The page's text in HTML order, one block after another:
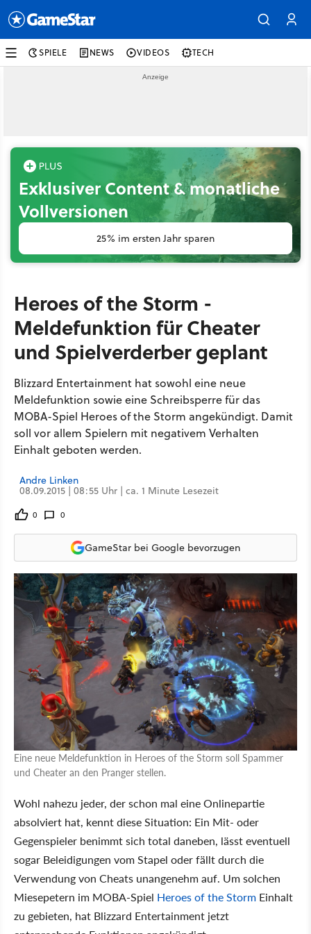
SPIELE NEWS VIDEOS TECH
Exklusiver Content & monatliche
Vollversionen
25% im ersten Jahr sparen
Heroes of the Storm -
Meldefunktion für Cheater
und Spielverderber geplant
Blizzard Entertainment hat sowohl eine neue
Meldefunktion sowie eine Schreibsperre für das
MOBA-Spiel Heroes of the Storm angekündigt. Damit
soll vor allem Spielern mit negativem Verhalten
Einhalt geboten werden.
Andre Linken
08.09.2015 | 08:55 Uhr | ca. 1 Minute Lesezeit
0 0
GameStar bei Google bevorzugen
Eine neue Meldefunktion in Heroes of the Storm soll Spammer
und Cheater an den Pranger stellen.
Wohl nahezu jeder, der schon mal eine Onlinepartie
absolviert hat, kennt diese Situation: Ein Mit- oder
Gegenspieler benimmt sich total daneben, lässt eventuell
sogar Beleidigungen vom Stapel oder fällt durch die
Verwendung von Cheats unangenehm auf. Um solchen
Miesepetern im MOBA-Spiel Heroes of the Storm Einhalt
zu gebieten, hat Blizzard Entertainment jetzt